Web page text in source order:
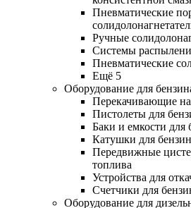
Пневматические
Ручные
Системы
Пневматические
Ещё 5
Оборудование для
Перекачивающие
Пистолеты для
Баки и емкости для
Катушки для
Передвижные
топлива
Устройства для
Счетчики для
Оборудование для